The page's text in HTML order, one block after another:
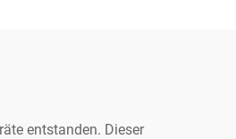
entstanden. Dieser